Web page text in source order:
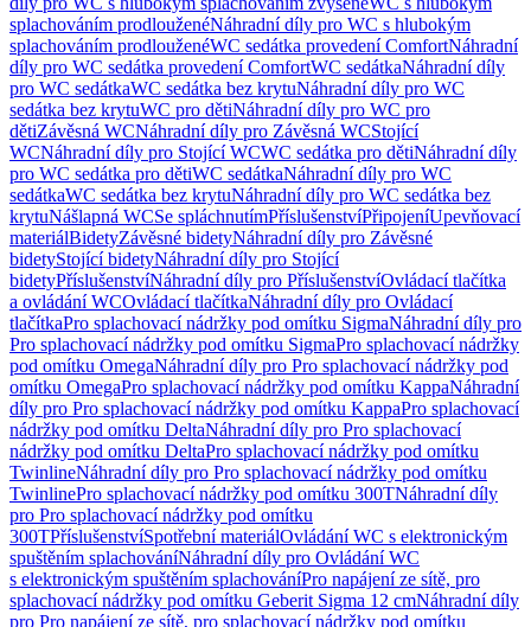
splachováním prodlouženéNáhradní díly pro WC s hlubokým
splachováním prodlouženéWC sedátka provedení ComfortNáhradní
díly pro WC sedátka provedení ComfortWC sedátkaNáhradní díly
pro WC sedátkaWC sedátka bez krytuNáhradní díly pro WC
sedátka bez krytuWC pro dětiNáhradní díly pro WC pro
dětiZávěsná WCNáhradní díly pro Závěsná WCStojící
WCNáhradní díly pro Stojící WCWC sedátka pro dětiNáhradní díly
pro WC sedátka pro dětiWC sedátkaNáhradní díly pro WC
sedátkaWC sedátka bez krytuNáhradní díly pro WC sedátka bez
krytuNášlapná WCSe spláchnutímPříslušenstvíPřipojeníUpevňovací
materiálBidetyZávěsné bidetyNáhradní díly pro Závěsné
bidetyStojící bidetyNáhradní díly pro Stojící
bidetyPříslušenstvíNáhradní díly pro PříslušenstvíOvládací tlačítka
a ovládání WCOvládací tlačítkaNáhradní díly pro Ovládací
tlačítkaPro splachovací nádržky pod omítku SigmaNáhradní díly pro
Pro splachovací nádržky pod omítku SigmaPro splachovací nádržky
pod omítku OmegaNáhradní díly pro Pro splachovací nádržky pod
omítku OmegaPro splachovací nádržky pod omítku KappaNáhradní
díly pro Pro splachovací nádržky pod omítku KappaPro splachovací
nádržky pod omítku DeltaNáhradní díly pro Pro splachovací
nádržky pod omítku DeltaPro splachovací nádržky pod omítku
TwinlineNáhradní díly pro Pro splachovací nádržky pod omítku
TwinlinePro splachovací nádržky pod omítku 300TNáhradní díly
pro Pro splachovací nádržky pod omítku
300TPříslušenstvíSpotřební materiálOvládání WC s elektronickým
spuštěním splachováníNáhradní díly pro Ovládání WC
s elektronickým spuštěním splachováníPro napájení ze sítě, pro
splachovací nádržky pod omítku Geberit Sigma 12 cmNáhradní díly
pro Pro napájení ze sítě, pro splachovací nádržky pod omítku